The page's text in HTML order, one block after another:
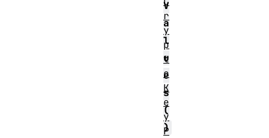
V
a
l
u
e
s
(
)
r
y
p
t
o
K
e
y
P